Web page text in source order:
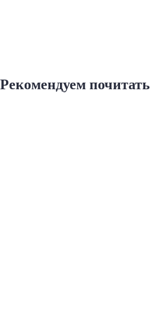
Рекомендуем почитать